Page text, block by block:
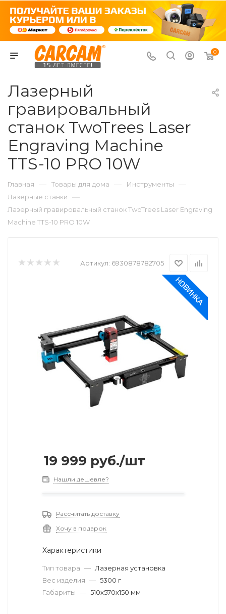
0
Лазерный
гравировальный
станок TwoTrees Laser
Engraving Machine
TTS-10 PRO 10W
Главная — Товары для дома — Инструменты —
Лазерные станки —
Лазерный гравировальный станок TwoTrees Laser Engraving
Machine TTS-10 PRO 10W
Артикул: 6930878782705
19 999 руб./шт
Нашли дешевле?
Рассчитать доставку
Хочу в подарок
Характеристики
Тип товара — Лазерная установка
Вес изделия — 5300 г
Габариты — 510х570х150 мм